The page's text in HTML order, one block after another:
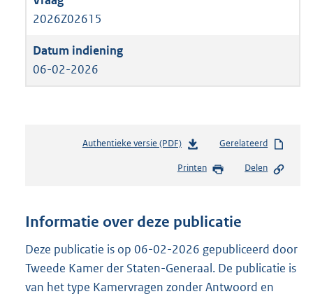
2026Z02615
06-02-2026
Authentieke versie (PDF)b
s
n
s
r
o
Gerelateerd
Printen Delen
Informatie over deze publicatie
Deze publicatie is op 06-02-2026 gepubliceerd door
Tweede Kamer der Staten-Generaal. De publicatie is
van het type Kamervragen zonder Antwoord en